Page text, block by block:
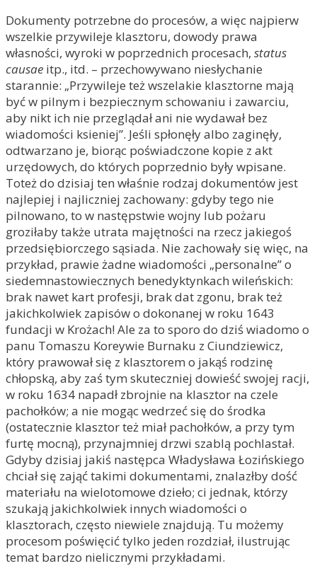
Dokumenty potrzebne do procesów, a więc najpierw
wszelkie przywileje klasztoru, dowody prawa
własności, wyroki w poprzednich procesach, status
causae itp., itd. – przechowywano niesłychanie
starannie: „Przywileje też wszelakie klasztorne mają
być w pilnym i bezpiecznym schowaniu i zawarciu,
aby nikt ich nie przeglądał ani nie wydawał bez
wiadomości ksieniej”. Jeśli spłonęły albo zaginęły,
odtwarzano je, biorąc poświadczone kopie z akt
urzędowych, do których poprzednio były wpisane.
Toteż do dzisiaj ten właśnie rodzaj dokumentów jest
najlepiej i najliczniej zachowany: gdyby tego nie
pilnowano, to w następstwie wojny lub pożaru
groziłaby także utrata majętności na rzecz jakiegoś
przedsiębiorczego sąsiada. Nie zachowały się więc, na
przykład, prawie żadne wiadomości „personalne” o
siedemnastowiecznych benedyktynkach wileńskich:
brak nawet kart profesji, brak dat zgonu, brak też
jakichkolwiek zapisów o dokonanej w roku 1643
fundacji w Krożach! Ale za to sporo do dziś wiadomo o
panu Tomaszu Koreywie Burnaku z Ciundziewicz,
który prawował się z klasztorem o jakąś rodzinę
chłopską, aby zaś tym skuteczniej dowieść swojej racji,
w roku 1634 napadł zbrojnie na klasztor na czele
pachołków; a nie mogąc wedrzeć się do środka
(ostatecznie klasztor też miał pachołków, a przy tym
furtę mocną), przynajmniej drzwi szablą pochlastał.
Gdyby dzisiaj jakiś następca Władysława Łozińskiego
chciał się zająć takimi dokumentami, znalazłby dość
materiału na wielotomowe dzieło; ci jednak, którzy
szukają jakichkolwiek innych wiadomości o
klasztorach, często niewiele znajdują. Tu możemy
procesom poświęcić tylko jeden rozdział, ilustrując
temat bardzo nielicznymi przykładami.